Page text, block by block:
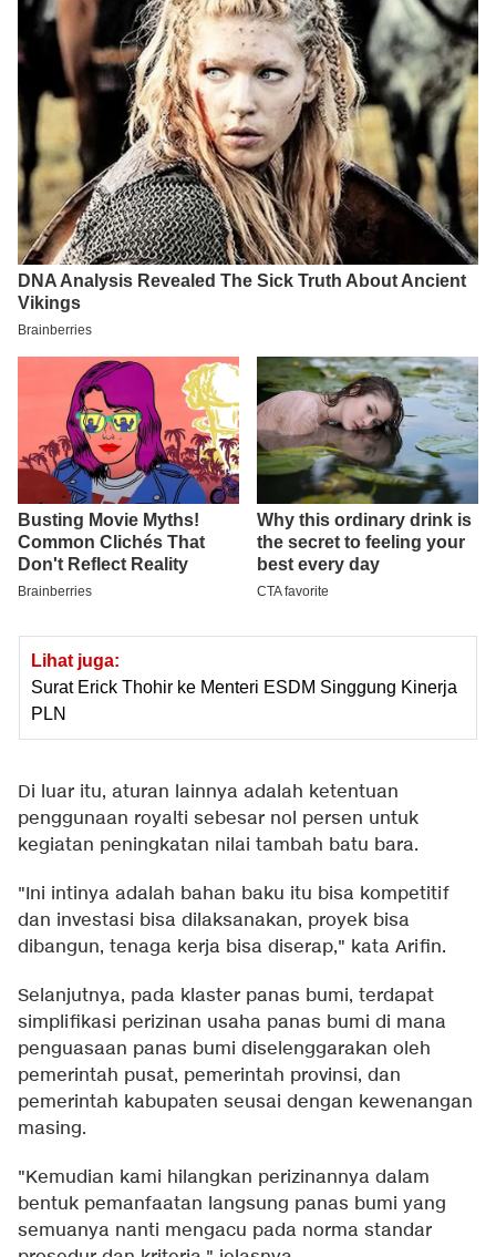
Lihat juga:
Surat Erick Thohir ke Menteri ESDM Singgung Kinerja
PLN
Di luar itu, aturan lainnya adalah ketentuan
penggunaan royalti sebesar nol persen untuk
kegiatan peningkatan nilai tambah batu bara.
"Ini intinya adalah bahan baku itu bisa kompetitif
dan investasi bisa dilaksanakan, proyek bisa
dibangun, tenaga kerja bisa diserap," kata Arifin.
Selanjutnya, pada klaster panas bumi, terdapat
simplifikasi perizinan usaha panas bumi di mana
penguasaan panas bumi diselenggarakan oleh
pemerintah pusat, pemerintah provinsi, dan
pemerintah kabupaten seusai dengan kewenangan
masing.
"Kemudian kami hilangkan perizinannya dalam
bentuk pemanfaatan langsung panas bumi yang
semuanya nanti mengacu pada norma standar